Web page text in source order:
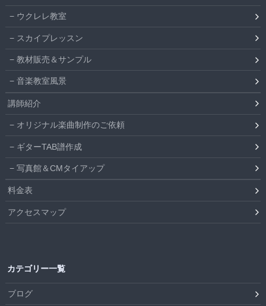
ウクレレ教室
スカイプレッスン
教材販売＆サンプル
音楽教室風景
講師紹介
オリジナル楽曲制作のご依頼
ギターTAB譜作成
写真館＆CMタイアップ
料金表
アクセスマップ
カテゴリー一覧
ブログ